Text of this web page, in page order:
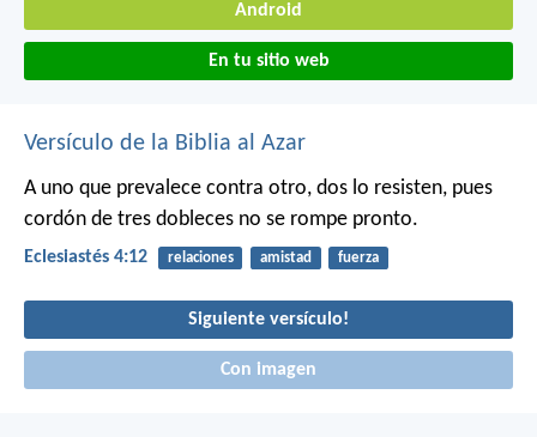
Android
En tu sitio web
Versículo de la Biblia al Azar
A uno que prevalece contra otro, dos lo resisten, pues
cordón de tres dobleces no se rompe pronto.
Eclesiastés 4:12 relaciones amistad fuerza
Siguiente versículo!
Con imagen